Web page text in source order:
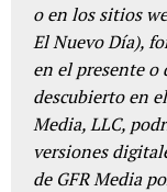
o en los sitios
El Nuevo Día),
en el presente o
descubierto en
Media, LLC,
versiones
de GFR Media